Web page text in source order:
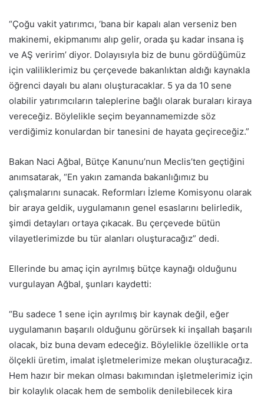
“Çoğu vakit yatırımcı, ‘bana bir kapalı alan verseniz ben
makinemi, ekipmanımı alıp gelir, orada şu kadar insana iş
ve AŞ veririm’ diyor. Dolayısıyla biz de bunu gördüğümüz
için valiliklerimiz bu çerçevede bakanlıktan aldığı kaynakla
öğrenci dayalı bu alanı oluşturacaklar. 5 ya da 10 sene
olabilir yatırımcıların taleplerine bağlı olarak buraları kiraya
vereceğiz. Böylelikle seçim beyannamemizde söz
verdiğimiz konulardan bir tanesini de hayata geçireceğiz.”
Bakan Naci Ağbal, Bütçe Kanunu’nun Meclis’ten geçtiğini
anımsatarak, “En yakın zamanda bakanlığımız bu
çalışmalarını sunacak. Reformları İzleme Komisyonu olarak
bir araya geldik, uygulamanın genel esaslarını belirledik,
şimdi detayları ortaya çıkacak. Bu çerçevede bütün
vilayetlerimizde bu tür alanları oluşturacağız” dedi.
Ellerinde bu amaç için ayrılmış bütçe kaynağı olduğunu
vurgulayan Ağbal, şunları kaydetti:
“Bu sadece 1 sene için ayrılmış bir kaynak değil, eğer
uygulamanın başarılı olduğunu görürsek ki inşallah başarılı
olacak, biz buna devam edeceğiz. Böylelikle özellikle orta
ölçekli üretim, imalat işletmelerimize mekan oluşturacağız.
Hem hazır bir mekan olması bakımından işletmelerimiz için
bir kolaylık olacak hem de sembolik denilebilecek kira